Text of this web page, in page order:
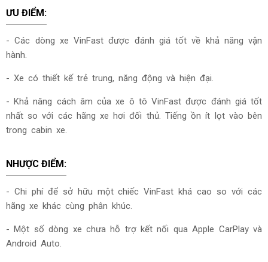
ƯU ĐIỂM:
- Các dòng xe VinFast được đánh giá tốt về khả năng vận
hành.
- Xe có thiết kế trẻ trung, năng động và hiện đại.
- Khả năng cách âm của xe ô tô VinFast được đánh giá tốt
nhất so với các hãng xe hơi đối thủ. Tiếng ồn ít lọt vào bên
trong cabin xe.
NHƯỢC ĐIỂM:
- Chi phí để sở hữu một chiếc VinFast khá cao so với các
hãng xe khác cùng phân khúc.
- Một số dòng xe chưa hỗ trợ kết nối qua Apple CarPlay và
Android Auto.